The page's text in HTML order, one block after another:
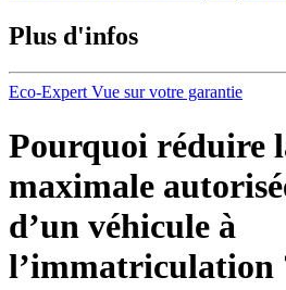
Plus d'infos
Eco-Expert Vue sur votre garantie
Pourquoi réduire
maximale
d’un véhicule à
l’immatriculation